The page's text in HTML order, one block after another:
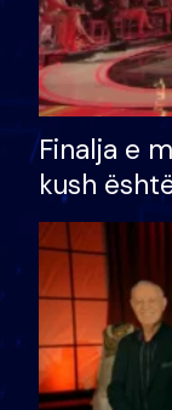
Finalja e
kush
shtëpinë
të fituar